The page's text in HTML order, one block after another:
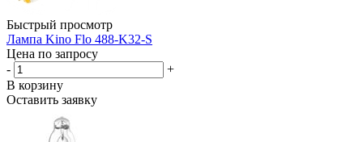
Быстрый просмотр
Лампа Kino Flo 488-K32-S
Цена по запросу
-
+
В корзину
Оставить заявку